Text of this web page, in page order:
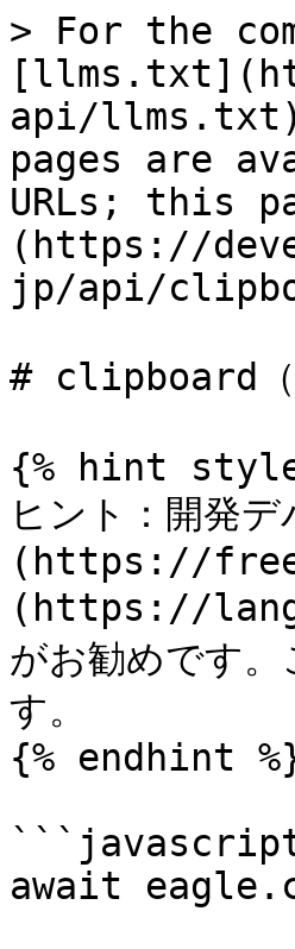
> For the
api/llms.txt).
pages are
URLs; this
(https://
jp/api/
# clipboard（
{% hint
ヒント：開発
(https://
(https://
がお勧めです
す。
{% endhint
await